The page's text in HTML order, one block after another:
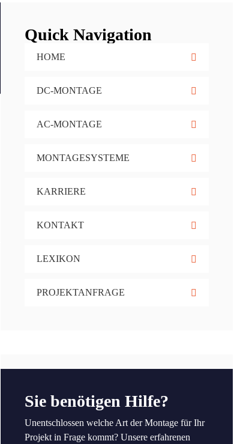
Quick Navigation
HOME
DC-MONTAGE
AC-MONTAGE
MONTAGESYSTEME
KARRIERE
KONTAKT
LEXIKON
PROJEKTANFRAGE
Sie benötigen Hilfe?
Unentschlossen welche Art der Montage für Ihr
Projekt in Frage kommt? Unsere erfahrenen